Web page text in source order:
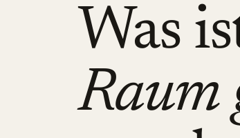
Live-Untertitelung
Livestreaming
UNTERNEHMEN
Transkription
Was
Raum